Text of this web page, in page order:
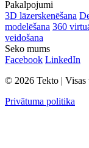
Pakalpojumi
3D lāzerskenēšana
modelēšana 360
veidošana
Seko mums
Facebook LinkedIn
© 2026 Tekto | Visas
Privātuma politika